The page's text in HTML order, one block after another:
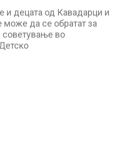
и децата од Кавадарци и
може да се обратат за
во